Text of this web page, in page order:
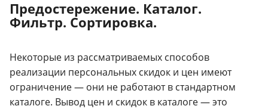
Предостережение. Каталог.
Фильтр. Сортировка.
Некоторые из рассматриваемых способов
реализации персональных скидок и цен имеют
ограничение — они не работают в стандартном
каталоге. Вывод цен и скидок в каталоге — это